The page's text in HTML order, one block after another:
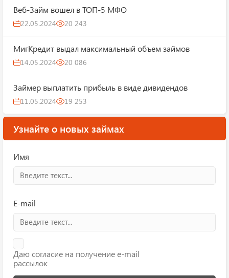
Веб-Займ вошел в ТОП-5 МФО
22.05.2024 20 243
МигКредит выдал максимальный объем займов
14.05.2024 20 086
Займер выплатить прибыль в виде дивидендов
11.05.2024 19 253
Узнайте о новых займах
Имя
E-mail
Даю согласие на получение e-mail
рассылок